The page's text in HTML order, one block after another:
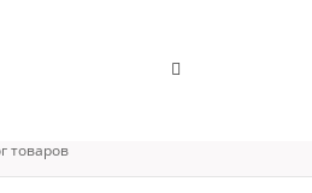
товаров